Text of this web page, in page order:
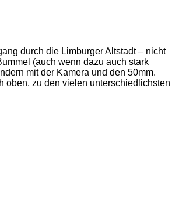
durch die Limburger Altstadt – nicht
(auch wenn dazu auch stark
mit der Kamera und den 50mm.
oben, zu den vielen unterschiedlichsten